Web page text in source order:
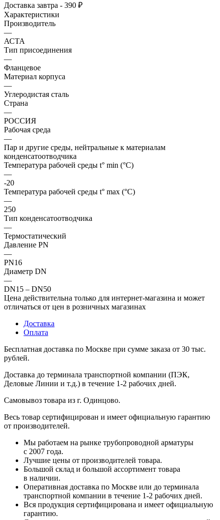
Доставка завтра - 390 ₽
Характеристики
Производитель
—
АСТА
Тип присоединения
—
Фланцевое
Материал корпуса
—
Углеродистая сталь
Страна
—
РОССИЯ
Рабочая среда
—
Пар и другие среды, нейтральные к материалам
конденсатоотводчика
Температура рабочей среды t° min (°C)
—
-20
Температура рабочей среды t° max (°C)
—
250
Тип конденсатоотводчика
—
Термостатический
Давление PN
—
PN16
Диаметр DN
—
DN15 – DN50
Цена действительна только для интернет-магазина и может
отличаться от цен в розничных магазинах
Доставка
Оплата
Бесплатная доставка по Москве при сумме заказа от 30 тыс.
рублей.
Доставка до терминала транспортной компании (ПЭК,
Деловые Линии и т.д.) в течение 1-2 рабочих дней.
Самовывоз товара из г. Одинцово.
Весь товар сертифицирован и имеет официальную гарантию
от производителей.
Мы работаем на рынке трубопроводной арматуры
с 2007 года.
Лучшие цены от производителей товара.
Большой склад и большой ассортимент товара
в наличии.
Оперативная доставка по Москве или до терминала
транспортной компании в течение 1-2 рабочих дней.
Вся продукция сертифицирована и имеет официальную
гарантию.